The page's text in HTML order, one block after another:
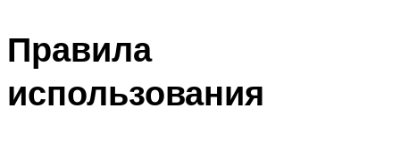
Правила
использования